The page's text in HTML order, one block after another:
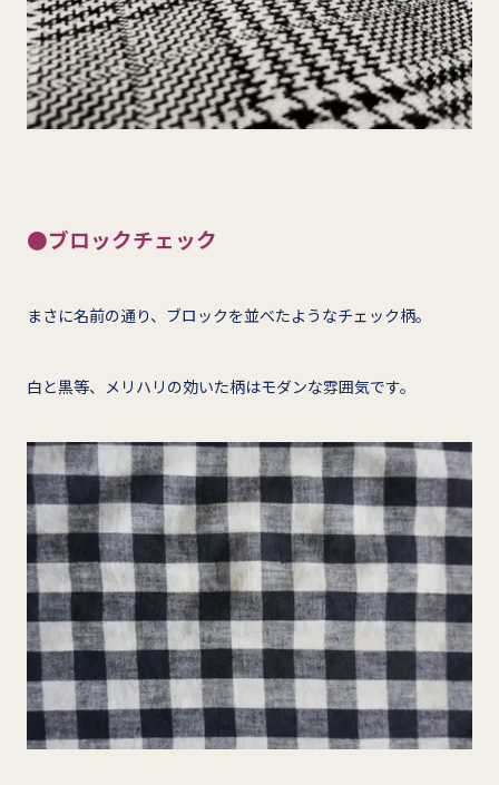
●ブロックチェック
まさに名前の通り、ブロックを並べたようなチェック柄。
白と黒等、メリハリの効いた柄はモダンな雰囲気です。